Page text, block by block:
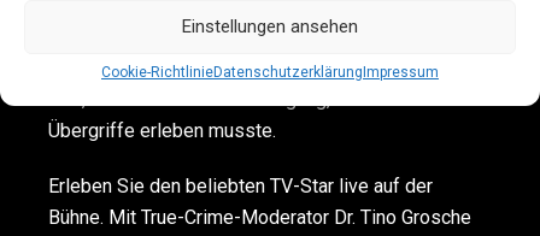
Einstellungen ansehen
Cookie-RichtlinieDatenschutzerklärungImpressum
Bestseller. In seinem neuesten Buch, das im Mai
2024 erschien, spricht Joe Bausch erstmals über die
Übergriffe erleben musste.
Erleben Sie den beliebten TV-Star live auf der
Bühne. Mit True-Crime-Moderator Dr. Tino Grosche